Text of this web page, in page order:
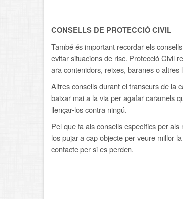
CONSELLS DE PROTECCIÓ CIVIL
També és important recordar els
evitar situacions de risc. Protecció Civil
ara contenidors, reixes, baranes o altres
Altres consells durant el transcurs de la
baixar mai a la via per agafar caramels
llençar-los contra ningú.
Pel que fa als consells específics per
los pujar a cap objecte per veure millor
contacte per si es perden.